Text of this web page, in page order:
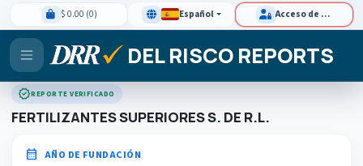
$ 0.00 (0) Español Acceso de clientes
DEL RISCO REPORTS
verifiedREPORTE VERIFICADO
FERTILIZANTES SUPERIORES S. DE R.L.
calendar_month AÑO DE FUNDACIÓN